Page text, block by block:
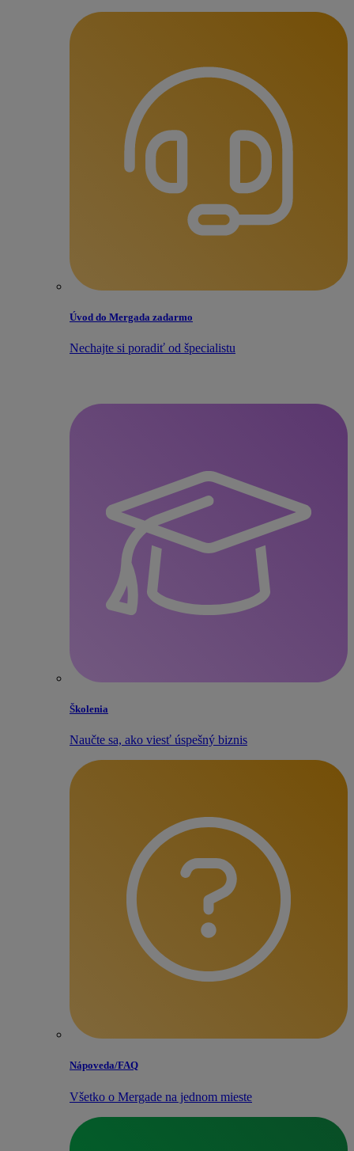
Úvod do Mergada zadarmo
Nechajte si poradiť od špecialistu
Školenia
Naučte sa, ako viesť úspešný biznis
Nápoveda/​FAQ
Všetko o Mergade na jednom mieste